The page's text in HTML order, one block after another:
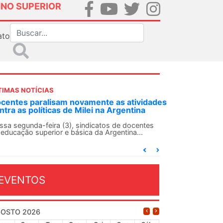
SUPERIOR
NOTÍCIAS
ANDES-SN convoca docentes para Dia de
Solidariedade Internacionalista com Cuba em
13 de agosto
O ANDES-SN conclama suas seções sindicais e o
2026